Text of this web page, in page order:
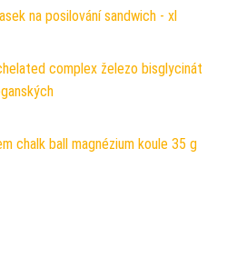
na posilování sandwich - xl
complex železo bisglycinát
chalk ball magnézium koule 35 g